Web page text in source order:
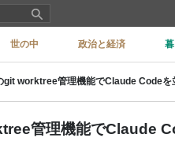
世の中 政治と経済
git worktree管理機能でClaude Codeを
管理機能でClaude